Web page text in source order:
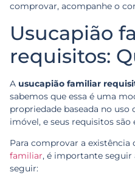
comprovar, acompanhe o
Usucapião
requisitos:
A usucapião familiar
sabemos que essa é uma
propriedade baseada no
imóvel, e seus requisitos
Para comprovar a existência
familiar, é importante seguir
seguir: